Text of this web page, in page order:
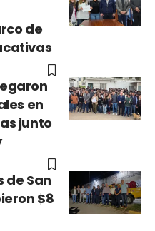
de
en
junto
de San
$8